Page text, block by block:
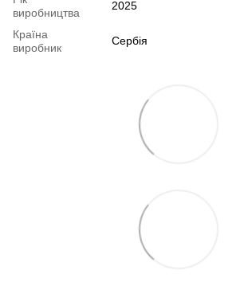
виробництва
2025
Країна
виробник
Сербія